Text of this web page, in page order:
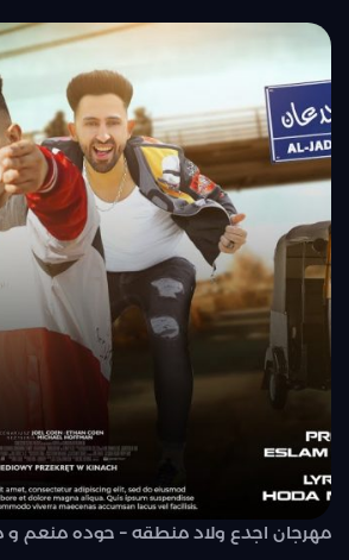
مهرجان اجدع ولاد منطقه – حوده منعم و